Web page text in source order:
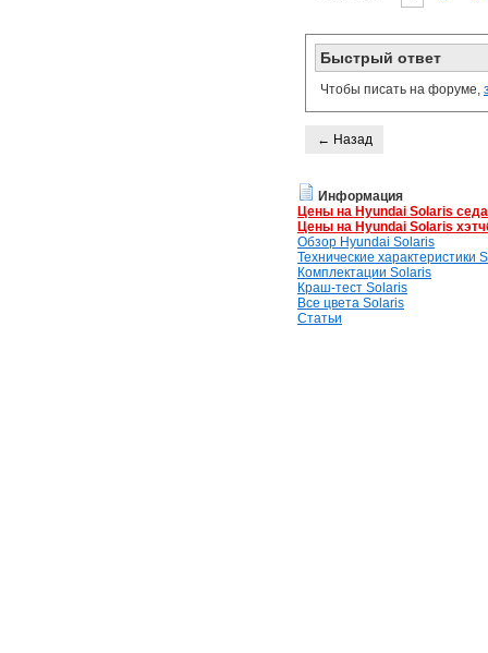
Быстрый ответ
Чтобы писать на форуме,
← Назад
Информация
Цены на Hyundai Solaris
Цены на Hyundai Solaris
Обзор Hyundai Solaris
Технические характеристики
Комплектации Solaris
Краш-тест Solaris
Все цвета Solaris
Статьи